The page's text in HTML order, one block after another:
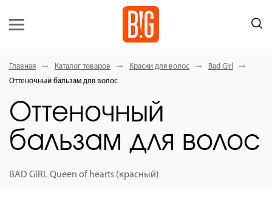
Главная Каталог товаров Краски для волос
Bad Girl
Оттеночный бальзам для волос
Оттеночный
бальзам для волос
BAD GIRL Queen of hearts (красный)